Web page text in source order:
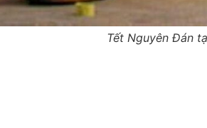
Tết Nguyên Đán